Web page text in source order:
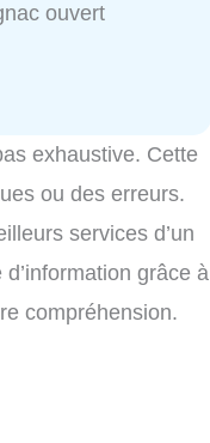
ouvert
exhaustive. Cette
ou des erreurs.
services d’un
grâce à
compréhension.